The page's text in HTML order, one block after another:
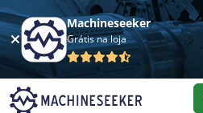
Machineseeker
Grátis na loja